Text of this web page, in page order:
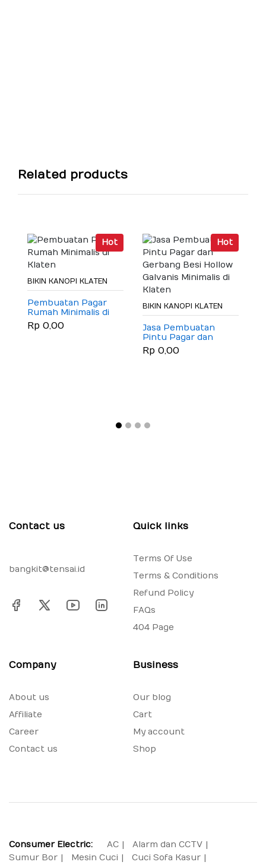
Related products
Hot
BIKIN KANOPI KLATEN
Pembuatan Pagar
Rumah Minimalis di
Klaten
Rp 0,00
Hot
BIKIN KANOPI KLATEN
Jasa Pembuatan
Pintu Pagar dan
Gerbang Besi Hollow
Galvanis Minimalis di
Rp 0,00
Contact us
bangkit@tensai.id
Quick links
Terms Of Use
Terms & Conditions
Refund Policy
FAQs
404 Page
Company
About us
Affiliate
Career
Contact us
Business
Our blog
Cart
My account
Shop
Consumer Electric: AC
Alarm dan CCTV
Sumur Bor
Mesin Cuci
Cuci Sofa Kasur